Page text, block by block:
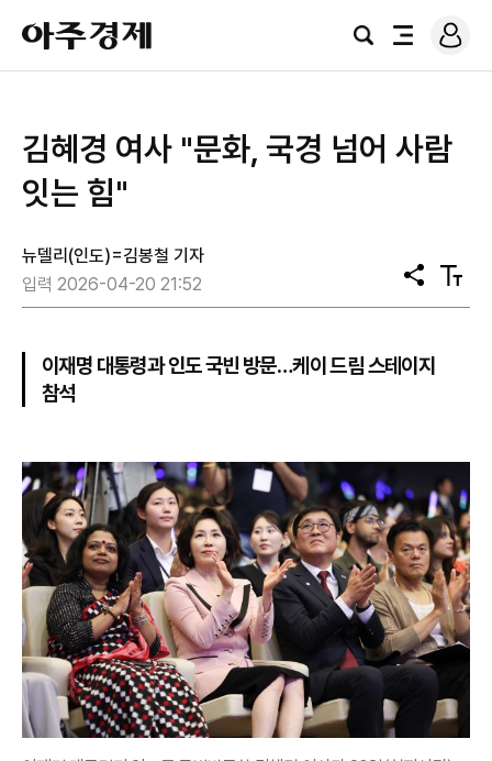
아
주
경
검
전
로
그
김혜경 여사 "문화, 국경 넘어 사람
잇는 힘"
뉴델리(인도)=김봉철 기자
입력 2026-04-20 21:52
공
유
텍
스
이재명 대통령과 인도 국빈 방문…케이 드림 스테이지
참석